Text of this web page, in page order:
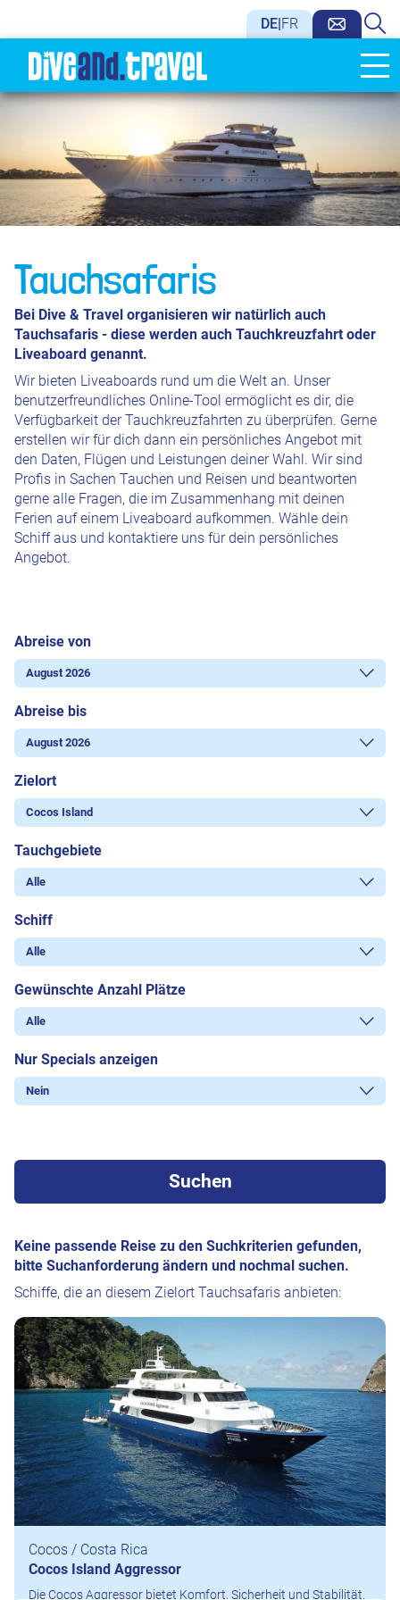
DE FR
Tauchsafaris
Bei Dive & Travel organisieren wir natürlich auch
Tauchsafaris - diese werden auch Tauchkreuzfahrt oder
Liveaboard genannt.
Wir bieten Liveaboards rund um die Welt an. Unser
benutzerfreundliches Online-Tool ermöglicht es dir, die
Verfügbarkeit der Tauchkreuzfahrten zu überprüfen. Gerne
erstellen wir für dich dann ein persönliches Angebot mit
den Daten, Flügen und Leistungen deiner Wahl. Wir sind
Profis in Sachen Tauchen und Reisen und beantworten
gerne alle Fragen, die im Zusammenhang mit deinen
Ferien auf einem Liveaboard aufkommen. Wähle dein
Schiff aus und kontaktiere uns für dein persönliches
Angebot.
Abreise von
Abreise bis
Zielort
Tauchgebiete
Schiff
Gewünschte Anzahl Plätze
Nur Specials anzeigen
Suchen
Keine passende Reise zu den Suchkriterien gefunden,
bitte Suchanforderung ändern und nochmal suchen.
Schiffe, die an diesem Zielort Tauchsafaris anbieten:
Cocos / Costa Rica
Cocos Island Aggressor
Die Cocos Aggressor bietet Komfort, Sicherheit und Stabilität.